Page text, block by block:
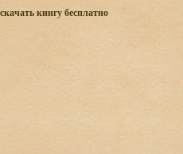
скачать книгу бесплатно